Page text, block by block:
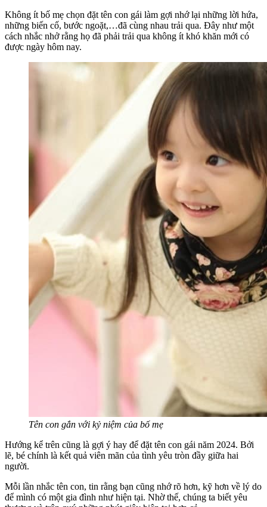
Không ít bố mẹ chọn đặt tên con gái làm gợi nhớ lại những lời hứa,
những biến cố, bước ngoặt,…đã cùng nhau trải qua. Đây như một
cách nhắc nhở rằng họ đã phải trải qua không ít khó khăn mới có
được ngày hôm nay.
Tên con gắn với kỷ niệm của bố mẹ
Hướng kể trên cũng là gợi ý hay để đặt tên con gái năm 2024. Bởi
lẽ, bé chính là kết quả viên mãn của tình yêu tròn đầy giữa hai
người.
Mỗi lần nhắc tên con, tin rằng bạn cũng nhớ rõ hơn, kỹ hơn về lý do
để mình có một gia đình như hiện tại. Nhờ thế, chúng ta biết yêu